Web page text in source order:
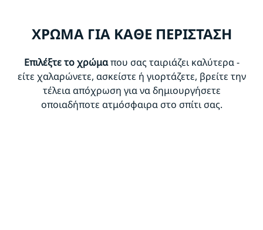
ΧΡΩΜΑ ΓΙΑ ΚΑΘΕ ΠΕΡΙΣΤΑΣΗ
Επιλέξτε το χρώμαπου σας ταιριάζει καλύτερα -
είτε χαλαρώνετε, ασκείστε ή γιορτάζετε, βρείτε την
τέλεια απόχρωση για να δημιουργήσετε
οποιαδήποτε ατμόσφαιρα στο σπίτι σας.